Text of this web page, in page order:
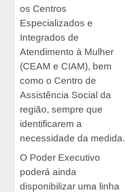
os Centros
Especializados e
Integrados de
Atendimento à Mulher
(CEAM e CIAM), bem
como o Centro de
Assistência Social da
região, sempre que
identificarem a
necessidade da medida.
O Poder Executivo
poderá ainda
disponibilizar uma linha